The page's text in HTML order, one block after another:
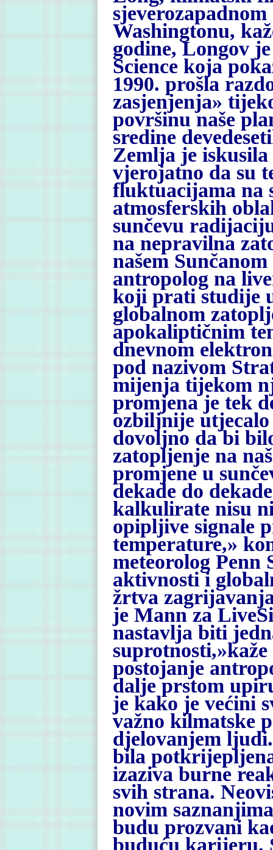
Washingtonu,
godine, Longov
Science koja
1990. prošla
zasjenjenja»
površinu naše
sredine
Zemlja je
vjerojatno da su
fluktuacijama na
atmosferskih
sunčevu
na nepravilna
našem
antropolog na
koji prati studije
globalnom
apokaliptičnim
dnevnom
pod nazivom
mijenja tijekom
promjena je tek
ozbiljnije
dovoljno da bi
zatopljenje na
promjene u
dekade do
kalkulirate nisu
opipljive signale
temperature,»
meteorolog Penn
aktivnosti i
žrtva
je Mann za
nastavlja biti
postojanje
dalje prstom
je kako je većini
važno kilmatske
djelovanjem
bila
izaziva burne
svih strana.
novim
budu prozvani
buduću karijeru.